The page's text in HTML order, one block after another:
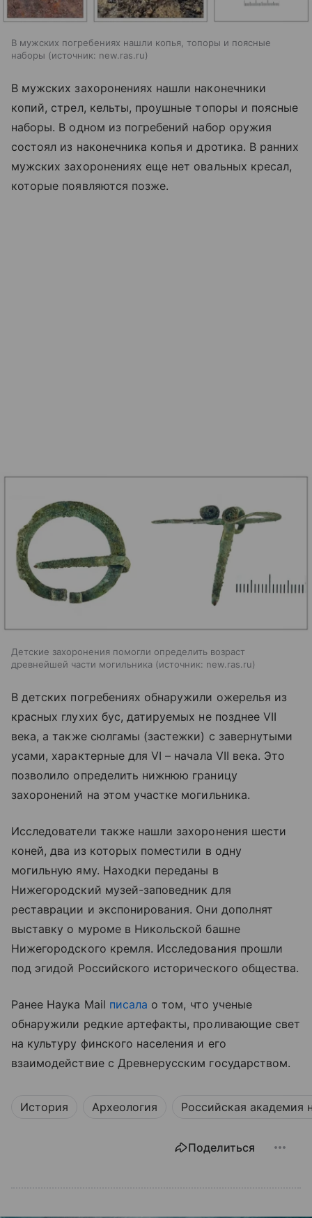
В мужских погребениях нашли копья, топоры и поясные
наборы
источник: new.ras.ru
В мужских захоронениях нашли наконечники
копий, стрел, кельты, проушные топоры и поясные
наборы. В одном из погребений набор оружия
состоял из наконечника копья и дротика. В ранних
мужских захоронениях еще нет овальных кресал,
которые появляются позже.
Детские захоронения помогли определить возраст
древнейшей части могильника
источник: new.ras.ru
В детских погребениях обнаружили ожерелья из
красных глухих бус, датируемых не позднее VII
века, а также сюлгамы (застежки) с завернутыми
усами, характерные для VI – начала VII века. Это
позволило определить нижнюю границу
захоронений на этом участке могильника.
Исследователи также нашли захоронения шести
коней, два из которых поместили в одну
могильную яму. Находки переданы в
Нижегородский музей-заповедник для
реставрации и экспонирования. Они дополнят
выставку о муроме в Никольской башне
Нижегородского кремля. Исследования прошли
под эгидой Российского исторического общества.
Ранее Наука Mail писала о том, что ученые
обнаружили редкие артефакты, проливающие свет
на культуру финского населения и его
взаимодействие с Древнерусским государством.
История Археология Российская академия
Поделиться